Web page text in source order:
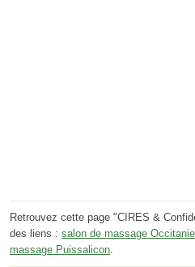
Retrouvez cette page "CIRES &
des liens : salon de massage Occitanie
massage Puissalicon